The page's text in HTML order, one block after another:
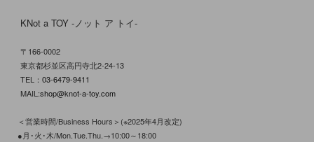
KNot a TOY -ノット ア トイ-
〒166-0002
東京都杉並区高円寺北2-24-13
TEL： 03-6479-9411
MAIL:shop@knot-a-toy.com
＜営業時間/Business Hours＞(※2025年4月改定)
●月･火･木/Mon.Tue.Thu.→10:00～18:00